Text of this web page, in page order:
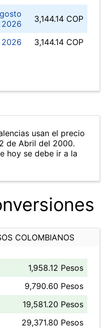
2026
3,144.14 COP
2026 3,144.14 COP
usan el precio
de Abril del 2000.
hoy se debe ir a la
COLOMBIANOS
1,958.12 Pesos
9,790.60 Pesos
19,581.20 Pesos
29,371.80 Pesos